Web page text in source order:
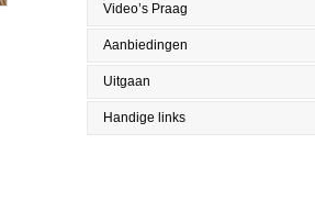
Video’s Praag
Aanbiedingen
Uitgaan
Handige links